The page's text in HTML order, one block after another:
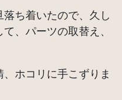
ち着いたので、久し
、パーツの取替え、
ホコリに手こずりま